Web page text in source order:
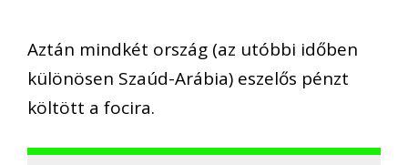
Aztán mindkét ország (az utóbbi időben
különösen Szaúd-Arábia) eszelős pénzt
költött a focira.